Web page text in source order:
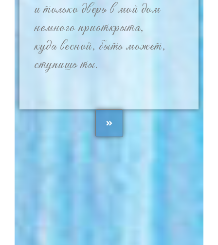
и только дверь в мой дом
немного приоткрыта,
куда весной, быть может,
ступишь ты.